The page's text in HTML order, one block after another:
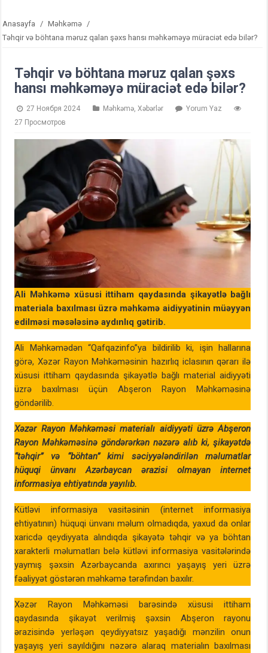
Anasayfa / Məhkəmə /
Təhqir və böhtana məruz qalan şəxs hansı məhkəməyə müraciət edə bilər?
Təhqir və böhtana məruz qalan şəxs
hansı məhkəməyə müraciət edə bilər?
27 Ноября 2024 Məhkəmə,Xəbərlər
Yorum Yaz
27 Просмотров
Ali Məhkəmə xüsusi ittiham qaydasında şikayətlə bağlı
materiala baxılması üzrə məhkəmə aidiyyətinin müəyyən
edilməsi məsələsinə aydınlıq gətirib.
Ali Məhkəmədən “Qafqazinfo”ya bildirilib ki, işin hallarına
görə, Xəzər Rayon Məhkəməsinin hazırlıq iclasının qərarı ilə
xüsusi ittiham qaydasında şikayətlə bağlı material aidiyyəti
üzrə baxılması üçün Abşeron Rayon Məhkəməsinə
göndərilib.
Xəzər Rayon Məhkəməsi materialı aidiyyəti üzrə Abşeron
Rayon Məhkəməsinə göndərərkən nəzərə alıb ki, şikayətdə
“təhqir” və “böhtan” kimi səciyyələndirilən məlumatlar
hüquqi ünvanı Azərbaycan ərazisi olmayan internet
informasiya ehtiyatında yayılıb.
Kütləvi informasiya vasitəsinin (internet informasiya
ehtiyatının) hüquqi ünvanı məlum olmadıqda, yaxud da onlar
xaricdə qeydiyyata alındıqda şikayətə təhqir və ya böhtan
xarakterli məlumatları belə kütləvi informasiya vasitələrində
yaymış şəxsin Azərbaycanda axırıncı yaşayış yeri üzrə
fəaliyyət göstərən məhkəmə tərəfindən baxılır.
Xəzər Rayon Məhkəməsi barəsində xüsusi ittiham
qaydasında şikayət verilmiş şəxsin Abşeron rayonu
ərazisində yerləşən qeydiyyatsız yaşadığı mənzilin onun
yaşayış yeri sayıldığını nəzərə alaraq materialın baxılması